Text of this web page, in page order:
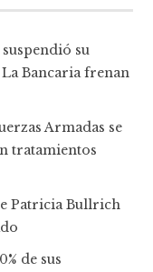
su
Bancaria frenan
Armadas se
tratamientos
Patricia Bullrich
de sus